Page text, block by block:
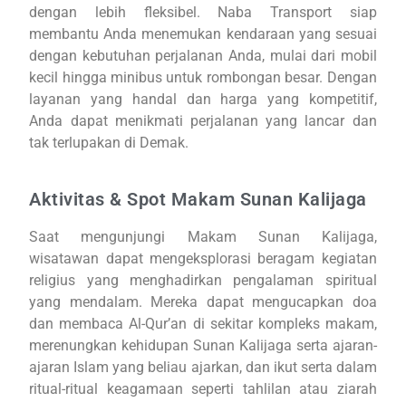
dengan lebih fleksibel. Naba Transport siap
membantu Anda menemukan kendaraan yang sesuai
dengan kebutuhan perjalanan Anda, mulai dari mobil
kecil hingga minibus untuk rombongan besar. Dengan
layanan yang handal dan harga yang kompetitif,
Anda dapat menikmati perjalanan yang lancar dan
tak terlupakan di Demak.
Aktivitas & Spot Makam Sunan Kalijaga
Saat mengunjungi Makam Sunan Kalijaga,
wisatawan dapat mengeksplorasi beragam kegiatan
religius yang menghadirkan pengalaman spiritual
yang mendalam. Mereka dapat mengucapkan doa
dan membaca Al-Qur’an di sekitar kompleks makam,
merenungkan kehidupan Sunan Kalijaga serta ajaran-
ajaran Islam yang beliau ajarkan, dan ikut serta dalam
ritual-ritual keagamaan seperti tahlilan atau ziarah